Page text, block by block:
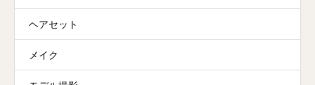
ヘアセット
メイク